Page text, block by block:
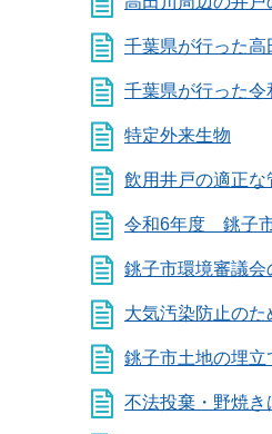
千葉県が行った
千葉県が行った
特定外来生物
飲用井戸の適正
令和6年度 銚子
銚子市環境審議会
大気汚染防止の
銚子市土地の埋立
不法投棄・野焼き